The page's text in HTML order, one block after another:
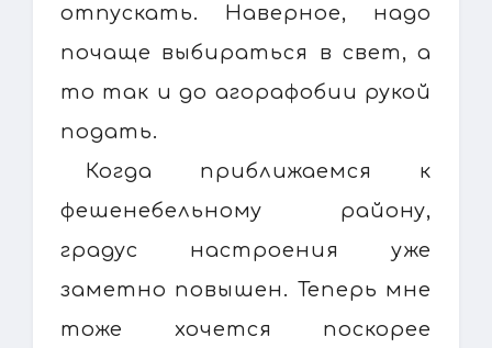
отпускать. Наверное, надо
почаще выбираться в свет, а
то так и до агорафобии рукой
подать.
Когда приближаемся к
фешенебельному району,
градус настроения уже
заметно повышен. Теперь мне
тоже хочется поскорее